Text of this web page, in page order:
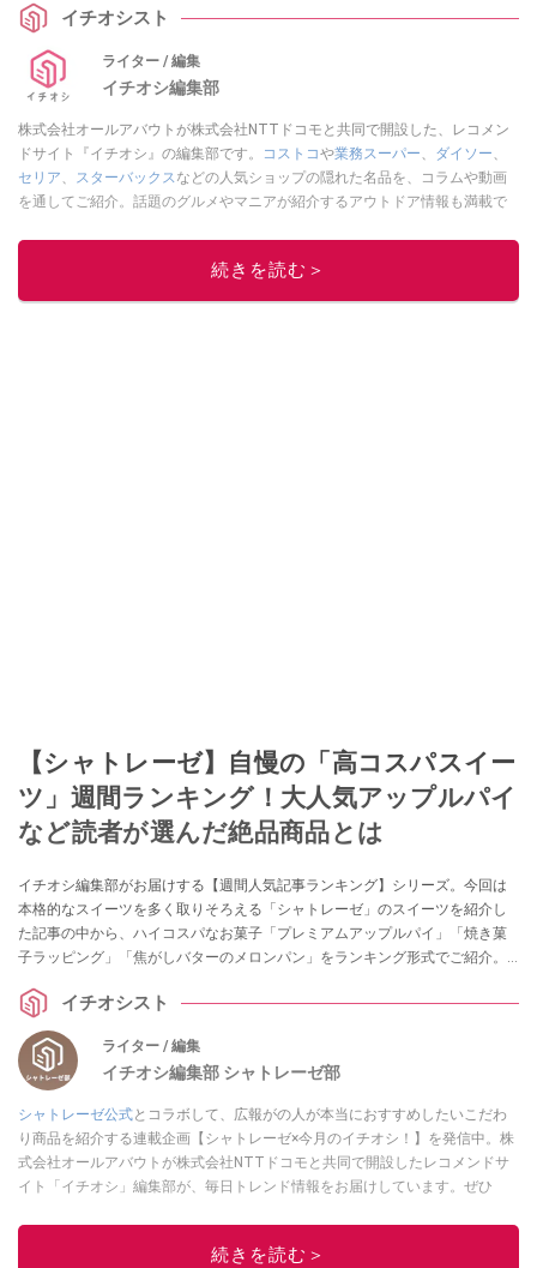
イチオシスト
ライター / 編集
イチオシ編集部
株式会社オールアバウトが株式会社NTTドコモと共同で開設した、レコメン
ドサイト『イチオシ』の編集部です。
コストコや業務スーパー、 ダイソー、
セリア、 スターバックスなどの人気ショップの隠れた名品を、コラムや動画
を通してご紹介。話題のグルメやマニアが紹介するアウトドア情報も満載で
レビューしています。毎日トレンド情報をお届けしているので、ぜひ
してください！続きを読む＞
【シャトレーゼ】自慢の「高コスパスイー
ツ」週間ランキング！大人気アップルパイ
など読者が選んだ絶品商品とは
イチオシ編集部がお届けする【週間人気記事ランキング】シリーズ。今回は
本格的なスイーツを多く取りそろえる「シャトレーゼ」のスイーツを紹介し
た記事の中から、ハイコスパなお菓子「プレミアムアップルパイ」「焼き菓
子ラッピング」「焦がしバターのメロンパン」をランキング形式でご紹介。
てくださいね。
イチオシスト
ライター / 編集
イチオシ編集部 シャトレーゼ部
シャトレーゼ公式とコラボして、広報がの人が本当におすすめしたいこだわ
り商品を紹介する連載企画【シャトレーゼ×今月のイチオシ！】を発信中。株
式会社オールアバウトが株式会社NTTドコモと共同で開設したレコメンドサ
イト「イチオシ」編集部が、毎日トレンド情報をお届けしています。ぜひ
このイチオシストの他の記事を読む
続きを読む＞